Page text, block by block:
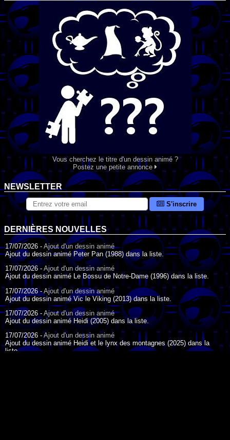
Vous cherchez le titre d'un dessin animé ?
Postez une petite annonce
NEWSLETTER
S'inscrire
DERNIÈRES NOUVELLES
17/07/2026 - Ajout d'un dessin animé
Ajout du dessin animé Peter Pan (1988) dans la liste.
17/07/2026 -Ajout d'un dessin animé
Ajout du dessin animé Le Bossu de Notre-Dame (1996) dans la liste.
17/07/2026 -Ajout d'un dessin animé
Ajout du dessin animé Vic le Viking (2013) dans la liste.
17/07/2026 - Ajout d'un dessin animé
Ajout du dessin animé Heidi (2005) dans la liste.
17/07/2026 - Ajout d'un dessin animé
Ajout du dessin animé Heidi et le lynx des montagnes (2025) dans la
liste.